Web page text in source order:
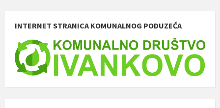
INTERNET STRANICA KOMUNALNOG PODUZEĆA